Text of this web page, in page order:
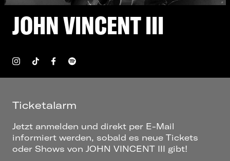
JOHN VINCENT III
Ticketalarm
Jetzt anmelden und direkt per E-Mail
informiert werden, sobald es neue Tickets
oder Shows von JOHN VINCENT III gibt!